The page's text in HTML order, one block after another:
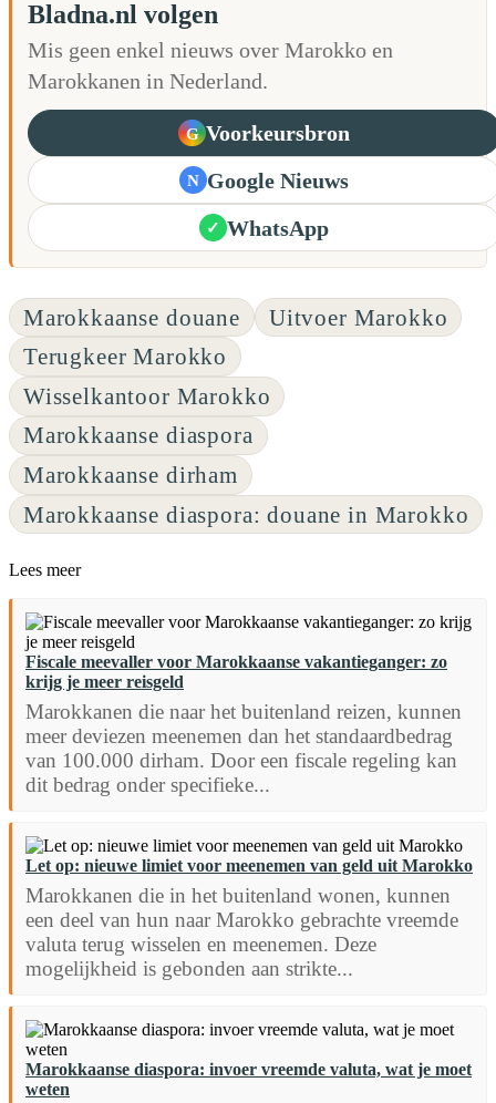
Bladna.nl volgen
Mis geen enkel nieuws over Marokko en
Marokkanen in Nederland.
G Voorkeursbron
N Google Nieuws
✓ WhatsApp
Marokkaanse douane
Uitvoer Marokko
Terugkeer Marokko
Wisselkantoor Marokko
Marokkaanse diaspora
Marokkaanse dirham
Marokkaanse diaspora: douane in Marokko
Lees meer
Fiscale meevaller voor Marokkaanse vakantieganger: zo
krijg je meer reisgeld
Marokkanen die naar het buitenland reizen, kunnen
meer deviezen meenemen dan het standaardbedrag
van 100.000 dirham. Door een fiscale regeling kan
dit bedrag onder specifieke...
Let op: nieuwe limiet voor meenemen van geld uit Marokko
Marokkanen die in het buitenland wonen, kunnen
een deel van hun naar Marokko gebrachte vreemde
valuta terug wisselen en meenemen. Deze
mogelijkheid is gebonden aan strikte...
Marokkaanse diaspora: invoer vreemde valuta, wat je moet
weten